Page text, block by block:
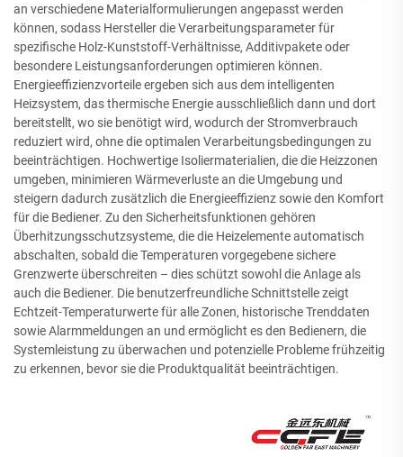
an verschiedene Materialformulierungen angepasst werden
können, sodass Hersteller die Verarbeitungsparameter für
spezifische Holz-Kunststoff-Verhältnisse, Additivpakete oder
besondere Leistungsanforderungen optimieren können.
Energieeffizienzvorteile ergeben sich aus dem intelligenten
Heizsystem, das thermische Energie ausschließlich dann und dort
bereitstellt, wo sie benötigt wird, wodurch der Stromverbrauch
reduziert wird, ohne die optimalen Verarbeitungsbedingungen zu
beeinträchtigen. Hochwertige Isoliermaterialien, die die Heizzonen
umgeben, minimieren Wärmeverluste an die Umgebung und
steigern dadurch zusätzlich die Energieeffizienz sowie den Komfort
für die Bediener. Zu den Sicherheitsfunktionen gehören
Überhitzungsschutzsysteme, die die Heizelemente automatisch
abschalten, sobald die Temperaturen vorgegebene sichere
Grenzwerte überschreiten – dies schützt sowohl die Anlage als
auch die Bediener. Die benutzerfreundliche Schnittstelle zeigt
Echtzeit-Temperaturwerte für alle Zonen, historische Trenddaten
sowie Alarmmeldungen an und ermöglicht es den Bedienern, die
Systemleistung zu überwachen und potenzielle Probleme frühzeitig
zu erkennen, bevor sie die Produktqualität beeinträchtigen.